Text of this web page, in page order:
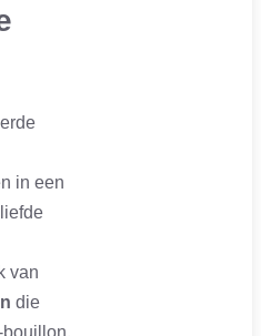
in een
van
die